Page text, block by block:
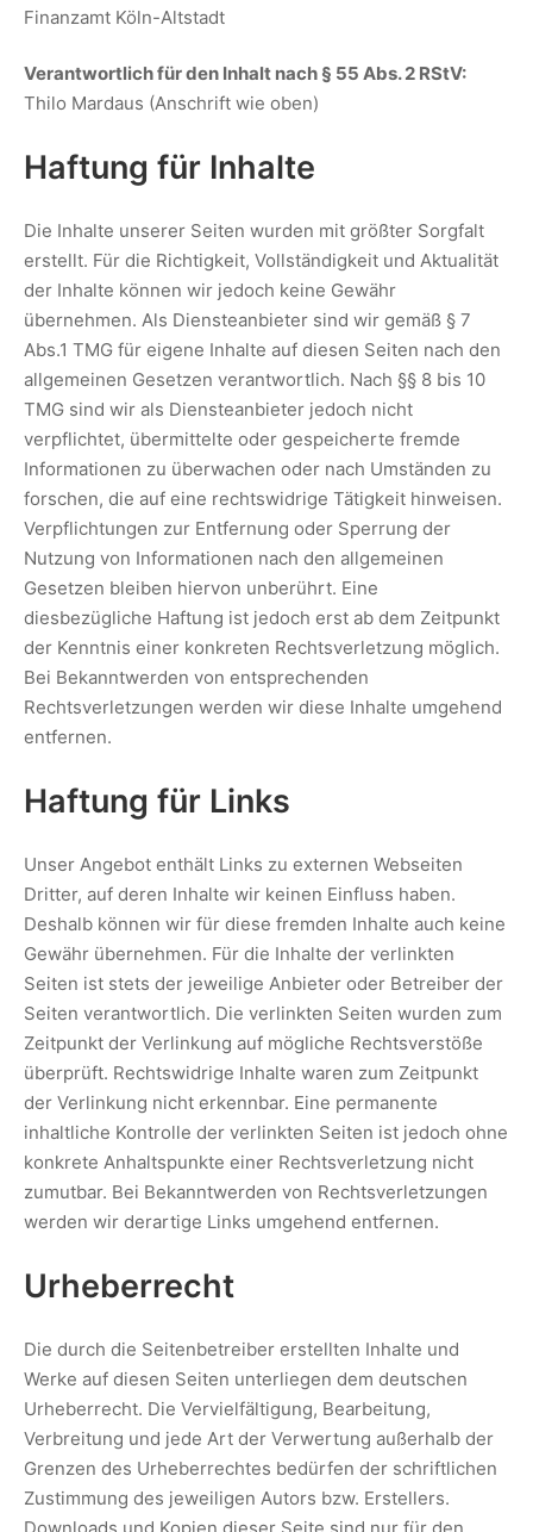
Finanzamt Köln-Altstadt
Verantwortlich für den Inhalt nach § 55 Abs. 2 RStV:
Thilo Mardaus (Anschrift wie oben)
Haftung für Inhalte
Die Inhalte unserer Seiten wurden mit größter Sorgfalt
erstellt. Für die Richtigkeit, Vollständigkeit und Aktualität
der Inhalte können wir jedoch keine Gewähr
übernehmen. Als Diensteanbieter sind wir gemäß § 7
Abs.1 TMG für eigene Inhalte auf diesen Seiten nach den
allgemeinen Gesetzen verantwortlich. Nach §§ 8 bis 10
TMG sind wir als Diensteanbieter jedoch nicht
verpflichtet, übermittelte oder gespeicherte fremde
Informationen zu überwachen oder nach Umständen zu
forschen, die auf eine rechtswidrige Tätigkeit hinweisen.
Verpflichtungen zur Entfernung oder Sperrung der
Nutzung von Informationen nach den allgemeinen
Gesetzen bleiben hiervon unberührt. Eine
diesbezügliche Haftung ist jedoch erst ab dem Zeitpunkt
der Kenntnis einer konkreten Rechtsverletzung möglich.
Bei Bekanntwerden von entsprechenden
Rechtsverletzungen werden wir diese Inhalte umgehend
entfernen.
Haftung für Links
Unser Angebot enthält Links zu externen Webseiten
Dritter, auf deren Inhalte wir keinen Einfluss haben.
Deshalb können wir für diese fremden Inhalte auch keine
Gewähr übernehmen. Für die Inhalte der verlinkten
Seiten ist stets der jeweilige Anbieter oder Betreiber der
Seiten verantwortlich. Die verlinkten Seiten wurden zum
Zeitpunkt der Verlinkung auf mögliche Rechtsverstöße
überprüft. Rechtswidrige Inhalte waren zum Zeitpunkt
der Verlinkung nicht erkennbar. Eine permanente
inhaltliche Kontrolle der verlinkten Seiten ist jedoch ohne
konkrete Anhaltspunkte einer Rechtsverletzung nicht
zumutbar. Bei Bekanntwerden von Rechtsverletzungen
werden wir derartige Links umgehend entfernen.
Urheberrecht
Die durch die Seitenbetreiber erstellten Inhalte und
Werke auf diesen Seiten unterliegen dem deutschen
Urheberrecht. Die Vervielfältigung, Bearbeitung,
Verbreitung und jede Art der Verwertung außerhalb der
Grenzen des Urheberrechtes bedürfen der schriftlichen
Zustimmung des jeweiligen Autors bzw. Erstellers.